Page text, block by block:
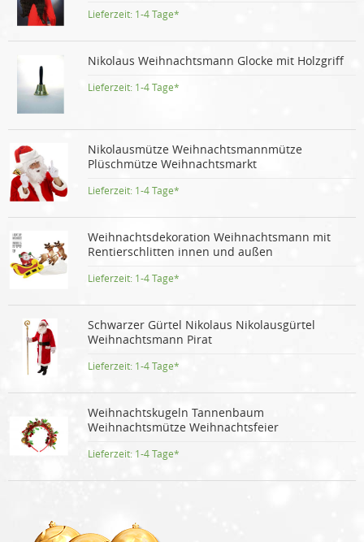
Lieferzeit: 1-4 Tage*
Nikolaus Weihnachtsmann Glocke mit Holzgriff
Lieferzeit: 1-4 Tage*
Nikolausmütze Weihnachtsmannmütze
Plüschmütze Weihnachtsmarkt
Lieferzeit: 1-4 Tage*
Weihnachtsdekoration Weihnachtsmann mit
Rentierschlitten innen und außen
Lieferzeit: 1-4 Tage*
Schwarzer Gürtel Nikolaus Nikolausgürtel
Weihnachtsmann Pirat
Lieferzeit: 1-4 Tage*
Weihnachtskugeln Tannenbaum
Weihnachtsmütze Weihnachtsfeier
Lieferzeit: 1-4 Tage*